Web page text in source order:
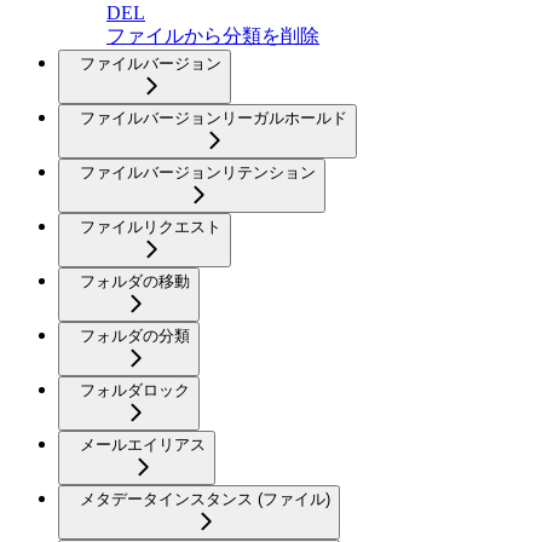
DEL
ファイルから分類を削除
ファイルバージョン
ファイルバージョンリーガルホールド
ファイルバージョンリテンション
ファイルリクエスト
フォルダの移動
フォルダの分類
フォルダロック
メールエイリアス
メタデータインスタンス (ファイル)